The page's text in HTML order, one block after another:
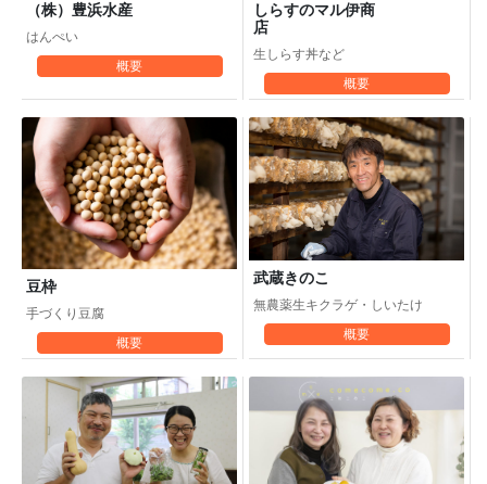
（株）豊浜水産
はんぺい
概要
しらすのマル伊商
店
生しらす丼など
概要
豆枠
手づくり豆腐
概要
武蔵きのこ
無農薬生キクラゲ・しいたけ
概要